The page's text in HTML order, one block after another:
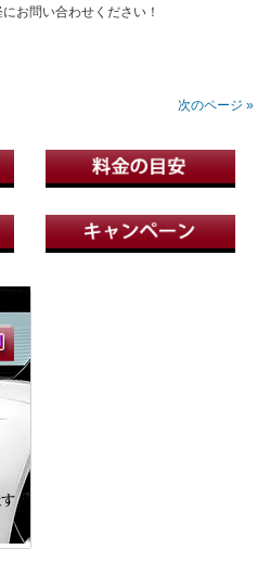
お問い合わせください！
次のページ »